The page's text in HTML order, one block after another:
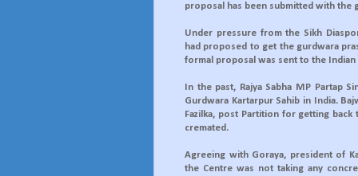
proposal has been submitted with the
Under pressure from the Sikh
had proposed to get the gurdwara
formal proposal was sent to the
In the past, Rajya Sabha MP Partap
Gurdwara Kartarpur Sahib in India.
Fazilka, post Partition for getting
cremated.
Agreeing with Goraya, president of
the Centre was not taking any